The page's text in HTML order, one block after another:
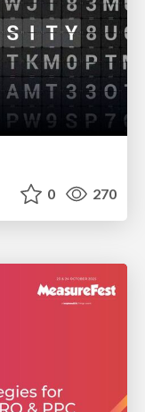
0 270